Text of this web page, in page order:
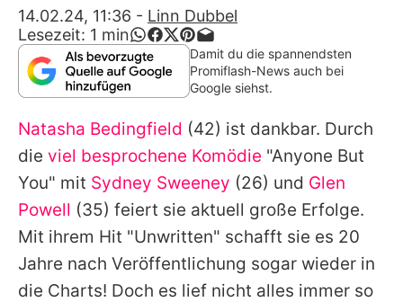
App runterladen
Team
Redaktionelle Richtlinien
Impressum
Datenschutzerklärung
Nutzungsbedingungen
Utiq verwalten
14.02.24, 11:36 - Linn Dubbel
Lesezeit: 1 min
Damit du die spannendsten
Promiflash-News auch bei
Google siehst.
Natasha Bedingfield (42) ist dankbar. Durch
die viel besprochene Komödie "Anyone But
You" mit Sydney Sweeney (26) und Glen
Powell (35) feiert sie aktuell große Erfolge.
Mit ihrem Hit "Unwritten" schafft sie es 20
Jahre nach Veröffentlichung sogar wieder in
die Charts! Doch es lief nicht alles immer so